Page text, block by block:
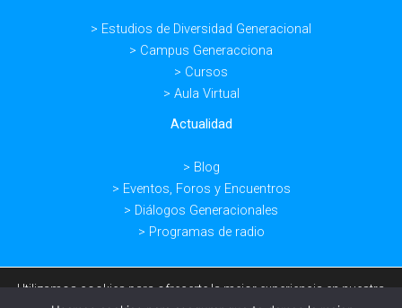
> Estudios de Diversidad Generacional
> Campus Generacciona
> Cursos
> Aula Virtual
Actualidad
> Blog
> Eventos, Foros y Encuentros
> Diálogos Generacionales
> Programas de radio
Utilizamos cookies para ofrecerte la mejor experiencia en nuestra